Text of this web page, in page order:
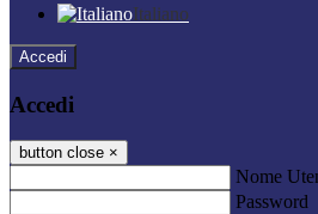
Italiano
Accedi
Accedi
button close ×
Nome
Password